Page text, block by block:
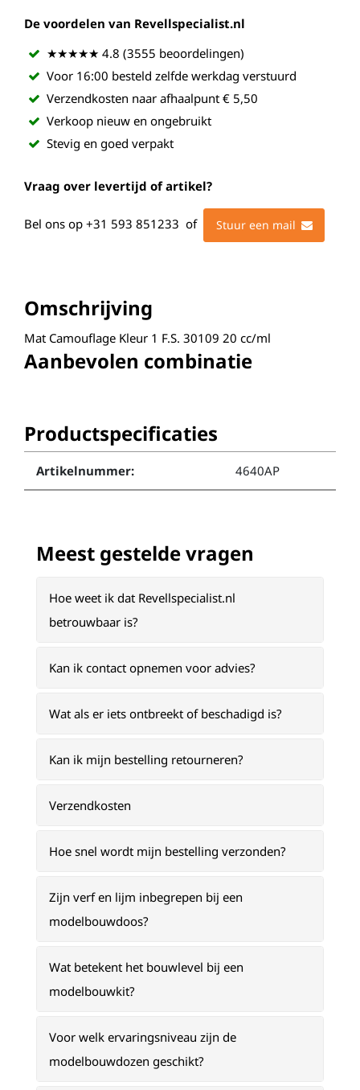
De voordelen van Revellspecialist.nl
★★★★★ 4.8 (3555 beoordelingen)
Voor 16:00 besteld zelfde werkdag verstuurd
Verzendkosten naar afhaalpunt € 5,50
Verkoop nieuw en ongebruikt
Stevig en goed verpakt
Vraag over levertijd of artikel?
Bel ons op +31 593 851233 of Stuur een mail
Omschrijving
Mat Camouflage Kleur 1 F.S. 30109 20 cc/ml
Aanbevolen combinatie
Productspecificaties
Artikelnummer: 4640AP
Meest gestelde vragen
Hoe weet ik dat Revellspecialist.nl
betrouwbaar is?
Kan ik contact opnemen voor advies?
Wat als er iets ontbreekt of beschadigd is?
Kan ik mijn bestelling retourneren?
Verzendkosten
Hoe snel wordt mijn bestelling verzonden?
Zijn verf en lijm inbegrepen bij een
modelbouwdoos?
Wat betekent het bouwlevel bij een
modelbouwkit?
Voor welk ervaringsniveau zijn de
modelbouwdozen geschikt?